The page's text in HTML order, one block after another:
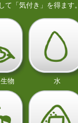
て「気付き」を得ます。
物 水